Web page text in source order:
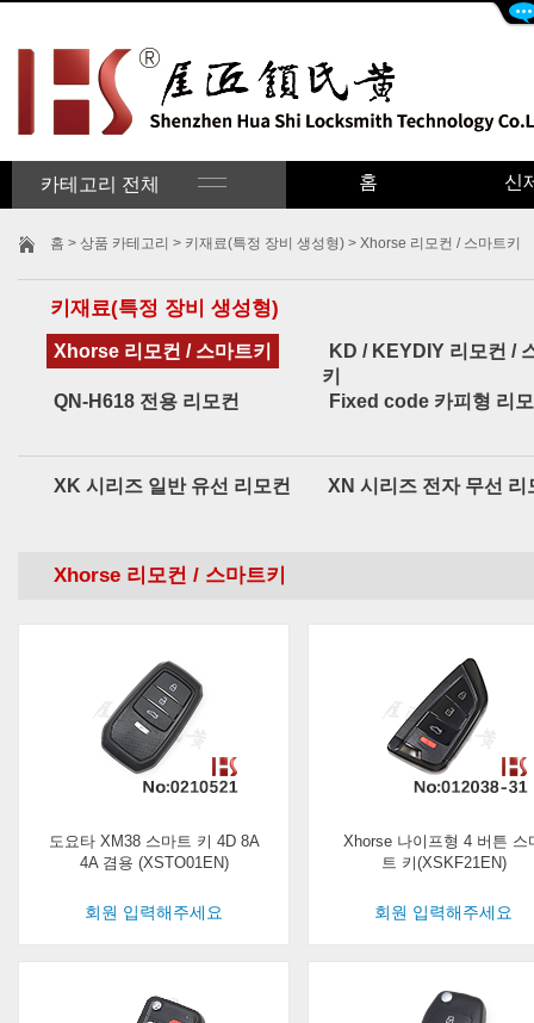
카테고리 전체 홈 신
홈 > 상품 카테고리 > 키재료(특정 장비 생성형) > Xhorse 리모컨 / 스마트키
키재료(특정 장비 생성형)
Xhorse 리모컨 / 스마트키
KD / KEYDIY 리모컨 /
키
QN-H618 전용 리모컨
Fixed code 카피형 리
XK 시리즈 일반 유선 리모컨 XN 시리즈 전자 무선 리
Xhorse 리모컨 / 스마트키
도요타 XM38 스마트 키 4D 8A
4A 겸용 (XSTO01EN)
회원 입력해주세요
Xhorse 나이프형 4 버튼 스
트 키(XSKF21EN)
회원 입력해주세요